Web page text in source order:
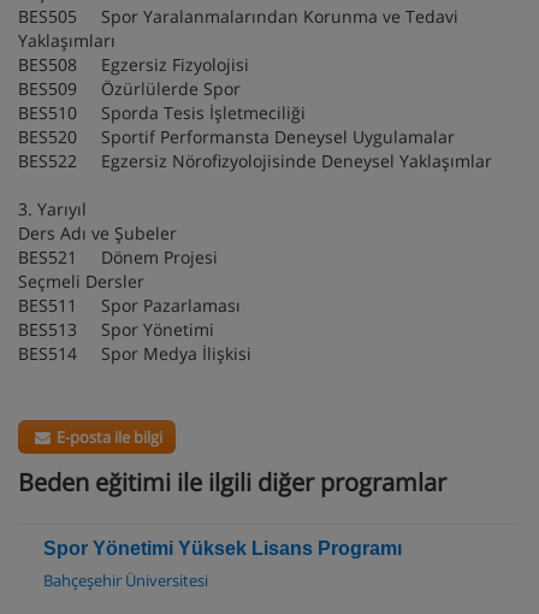
BES505 Spor Yaralanmalarından Korunma ve Tedavi
Yaklaşımları
BES508 Egzersiz Fizyolojisi
BES509 Özürlülerde Spor
BES510 Sporda Tesis İşletmeciliği
BES520 Sportif Performansta Deneysel Uygulamalar
BES522 Egzersiz Nörofizyolojisinde Deneysel Yaklaşımlar
3. Yarıyıl
Ders Adı ve Şubeler
BES521 Dönem Projesi
Seçmeli Dersler
BES511 Spor Pazarlaması
BES513 Spor Yönetimi
BES514 Spor Medya İlişkisi
E-posta ile bilgi
Beden eğitimi ile ilgili diğer programlar
Spor Yönetimi Yüksek Lisans Programı
Bahçeşehir Üniversitesi